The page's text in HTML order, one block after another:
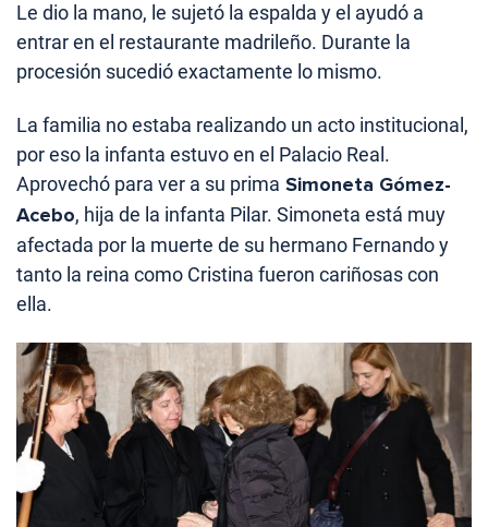
Le dio la mano, le sujetó la espalda y el ayudó a
entrar en el restaurante madrileño. Durante la
procesión sucedió exactamente lo mismo.
La familia no estaba realizando un acto institucional,
por eso la infanta estuvo en el Palacio Real.
Aprovechó para ver a su prima Simoneta Gómez-
Acebo, hija de la infanta Pilar. Simoneta está muy
afectada por la muerte de su hermano Fernando y
tanto la reina como Cristina fueron cariñosas con
ella.